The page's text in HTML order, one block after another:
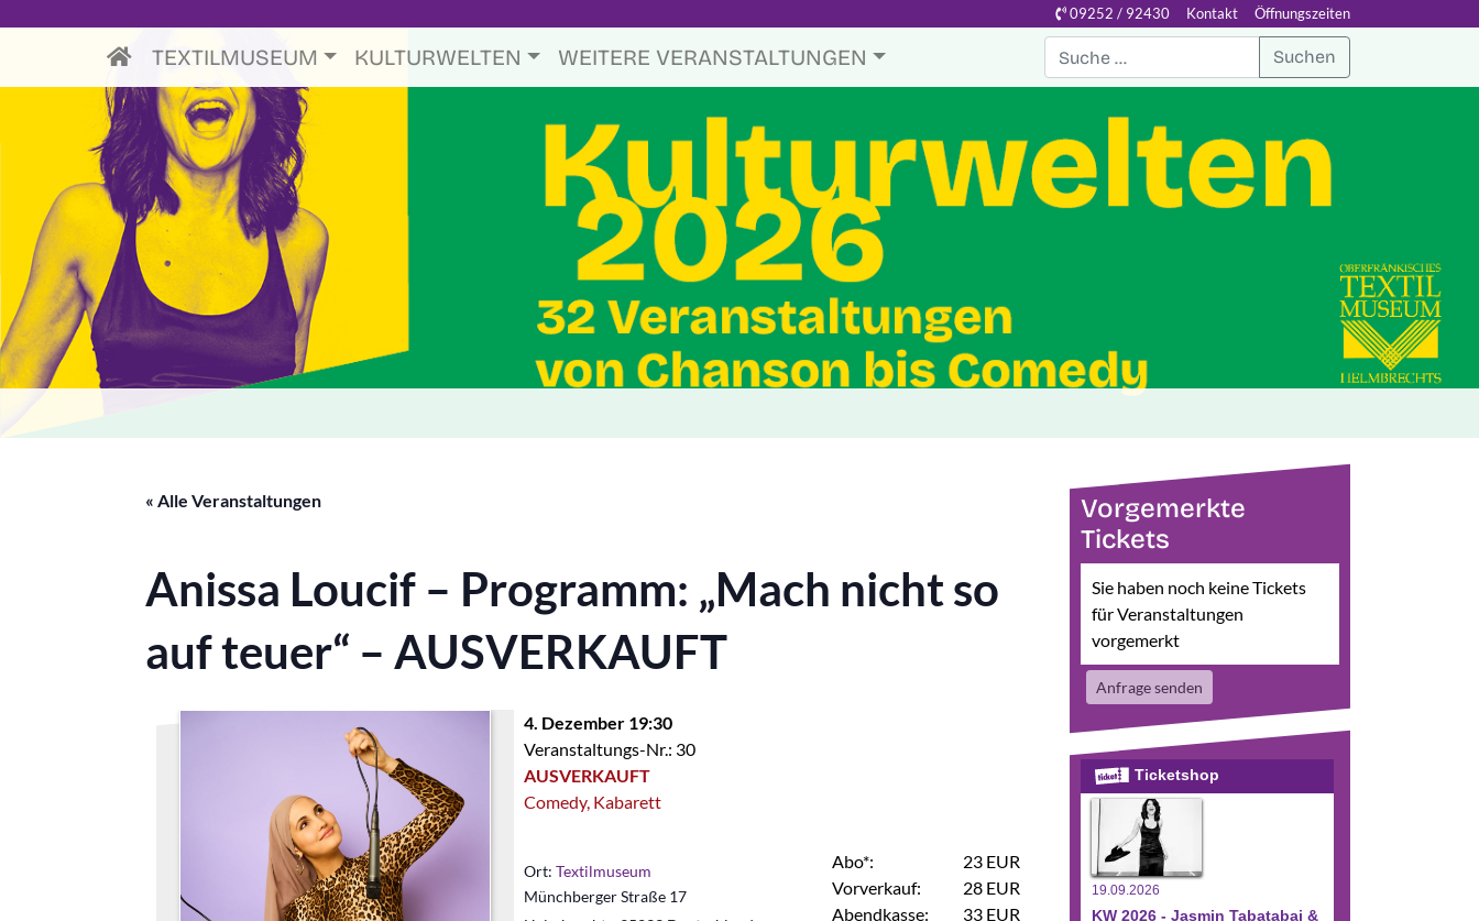
09252 / 92430 Kontakt Öffnungszeiten
TEXTILMUSEUM KULTURWELTEN WEITERE VERANSTALTUNGEN Suchen
« Alle Veranstaltungen
Anissa Loucif – Programm: „Mach nicht so
auf teuer“ – AUSVERKAUFT
4. Dezember 19:30
Veranstaltungs-Nr.: 30
AUSVERKAUFT
Comedy, Kabarett
Ort: Textilmuseum
Münchberger Straße 17
Abo*:
23 EUR
Vorverkauf:
28 EUR
Abendkasse:
33 EUR
Vorgemerkte
Tickets
Sie haben noch keine Tickets
für Veranstaltungen
vorgemerkt
Anfrage senden
Ticketshop
19.09.2026
KW 2026 - Jasmin Tabatabai &